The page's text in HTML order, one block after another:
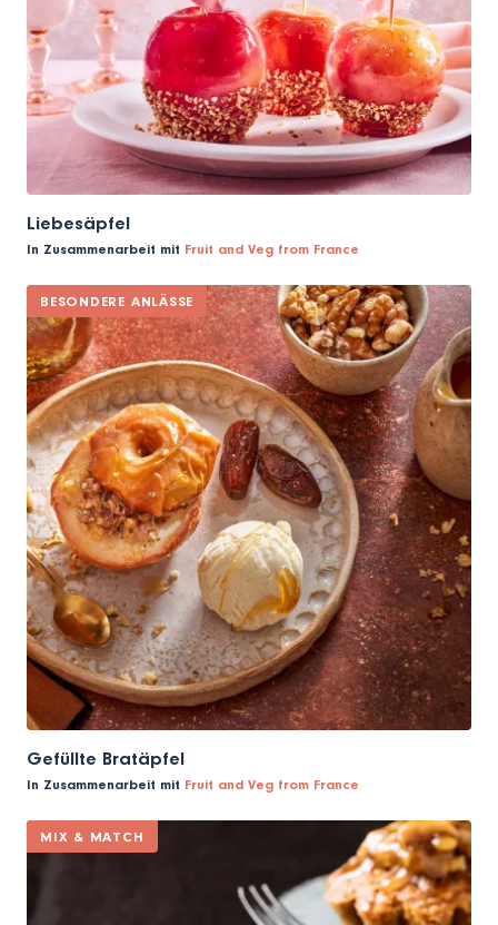
Liebesäpfel
In Zusammenarbeit mit Fruit and Veg from France
BESONDERE ANLÄSSE
Gefüllte Bratäpfel
In Zusammenarbeit mit Fruit and Veg from France
MIX & MATCH